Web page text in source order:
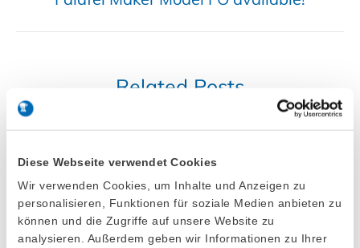
Diese Webseite verwendet Cookies
Wir verwenden Cookies, um Inhalte und Anzeigen zu
personalisieren, Funktionen für soziale Medien anbieten zu
können und die Zugriffe auf unsere Website zu
analysieren. Außerdem geben wir Informationen zu Ihrer
Related Posts
Stöckel takes over Brunner ice cream